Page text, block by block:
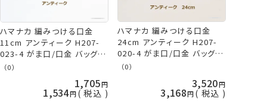
ハマナカ 編みつける口金
11cm アンティーク H207-
023-4 がま口/口金 バッグ
hama ネコポス可
（0）
1,705
1,534 税込
ハマナカ 編みつける口金
24cm アンティーク H207-
020-4 がま口/口金 バッグ
（0）
3,520
3,168 税込